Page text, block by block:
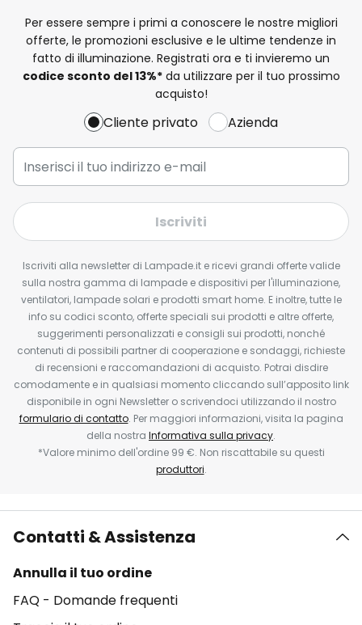
Per essere sempre i primi a conoscere le nostre migliori
offerte, le promozioni esclusive e le ultime tendenze in
fatto di illuminazione. Registrati ora e ti invieremo un
codice sconto del13%*da utilizzare per il tuo prossimo
acquisto!
Cliente privato Azienda
Iscriviti
Iscriviti alla newsletter di Lampade.it e ricevi grandi offerte valide
sulla nostra gamma di lampade e dispositivi per l'illuminazione,
ventilatori, lampade solari e prodotti smart home. E inoltre, tutte le
info su codici sconto, offerte speciali sui prodotti e altre offerte,
suggerimenti personalizzati e consigli sui prodotti, nonché
contenuti di possibili partner di cooperazione e sondaggi, richieste
di recensioni e raccomandazioni di acquisto. Potrai disdire
comodamente e in qualsiasi momento cliccando sull’apposito link
disponibile in ogni Newsletter o scrivendoci utilizzando il nostro
formulario di contatto. Per maggiori informazioni, visita la pagina
della nostra Informativa sulla privacy.
*Valore minimo dell'ordine 99 €. Non riscattabile su questi
produttori.
Contatti & Assistenza
Annulla il tuo ordine
FAQ - Domande frequenti